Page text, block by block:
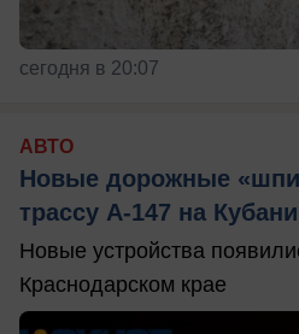
сегодня в 20:07
АВТО
Новые дорожные
трассу А-147 на Кубани
Новые устройства
Краснодарском крае